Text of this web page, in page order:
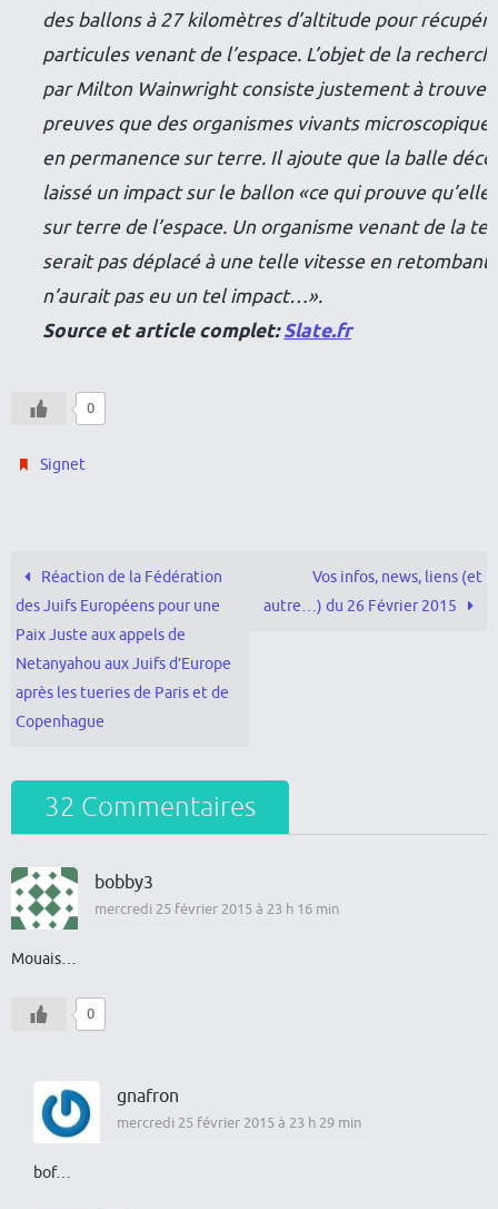
des ballons à 27 kilomètres d’altitude pour
particules venant de l’espace. L’objet de la
par Milton Wainwright consiste justement à trouver
preuves que des organismes vivants
en permanence sur terre. Il ajoute que la balle
laissé un impact sur le ballon «ce qui prouve
sur terre de l’espace. Un organisme venant de la
serait pas déplacé à une telle vitesse en retombant
n’aurait pas eu un tel impact…».
Source et article complet:Slate.fr
0
Signet.
Réaction de la Fédération
des Juifs Européens pour une
Paix Juste aux appels de
Netanyahou aux Juifs d’Europe
après les tueries de Paris et de
Copenhague
Vos infos, news, liens (et
autre…) du 26 Février 2015
32 Commentaires
bobby3
mercredi 25 février 2015 à 23 h 16 min
Mouais…
0
gnafron
mercredi 25 février 2015 à 23 h 29 min
bof…